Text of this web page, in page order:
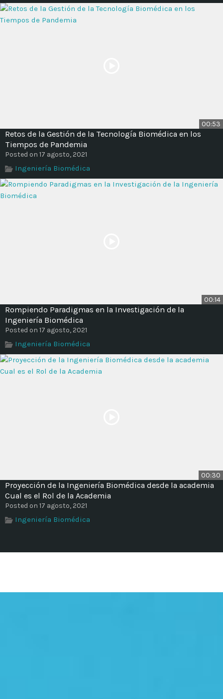
00:53
Retos de la Gestión de la Tecnología Biomédica en los
Tiempos de Pandemia
Posted on 17 agosto, 2021
Ingeniería Biomédica
00:14
Rompiendo Paradigmas en la Investigación de la
Ingeniería Biomédica
Posted on 17 agosto, 2021
Ingeniería Biomédica
00:30
Proyección de la Ingeniería Biomédica desde la academia
Cual es el Rol de la Academia
Posted on 17 agosto, 2021
Ingeniería Biomédica